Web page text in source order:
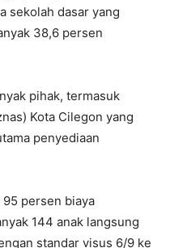
sekolah dasar yang
38,6 persen
pihak, termasuk
Kota Cilegon yang
penyediaan
persen biaya
144 anak langsung
standar visus 6/9 ke